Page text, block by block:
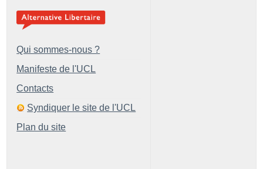
Qui sommes-nous ?
Manifeste de l'UCL
Contacts
Syndiquer le site de l'UCL
Plan du site